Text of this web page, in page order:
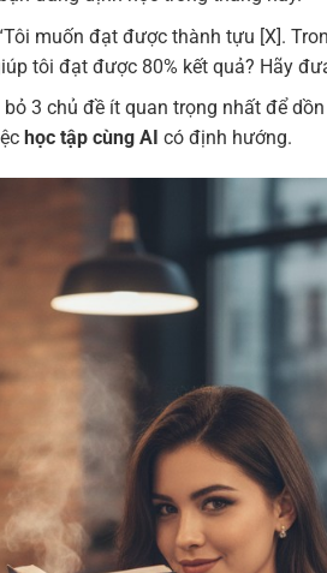
muốn đạt được thành tựu [X].
tôi đạt được 80% kết quả? Hãy
bỏ 3 chủ đề ít quan trọng nhất để
học tập cùng AI có định hướng.